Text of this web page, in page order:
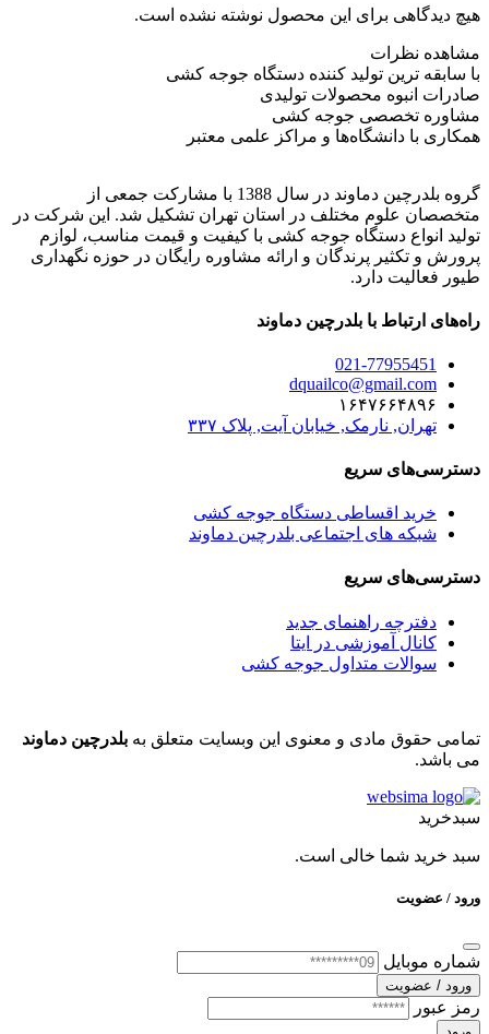
هیچ دیدگاهی برای این محصول نوشته نشده است.
مشاهده نظرات
با سابقه ترین تولید کننده دستگاه جوجه کشی
صادرات انبوه محصولات تولیدی
مشاوره تخصصی جوجه کشی
همکاری با دانشگاه‌ها و مراکز علمی معتبر
گروه بلدرچین دماوند در سال 1388 با مشارکت جمعی از
متخصصان علوم مختلف در استان تهران تشکیل شد. این شرکت در
تولید انواع دستگاه جوجه کشی با کیفیت و قیمت مناسب، لوازم
پرورش و تکثیر پرندگان و ارائه مشاوره رایگان در حوزه نگهداری
طیور فعالیت دارد.
راه‌های ارتباط با بلدرچین دماوند
021-77955451
dquailco@gmail.com
۱۶۴۷۶۶۴۸۹۶
تهران, نارمک, خیابان آیت, پلاک ۳۳۷
دسترسی‌های سریع
خرید اقساطی دستگاه جوجه کشی
شبکه های اجتماعی بلدرچین دماوند
دسترسی‌های سریع
دفترچه راهنمای جدید
کانال آموزشی در ایتا
سوالات متداول جوجه کشی
تمامی حقوق مادی و معنوی این وبسایت متعلق به بلدرچین دماوند
می باشد.
سبدخرید
سبد خرید شما خالی است.
ورود / عضویت
شماره موبایل
ورود / عضویت
رمز عبور